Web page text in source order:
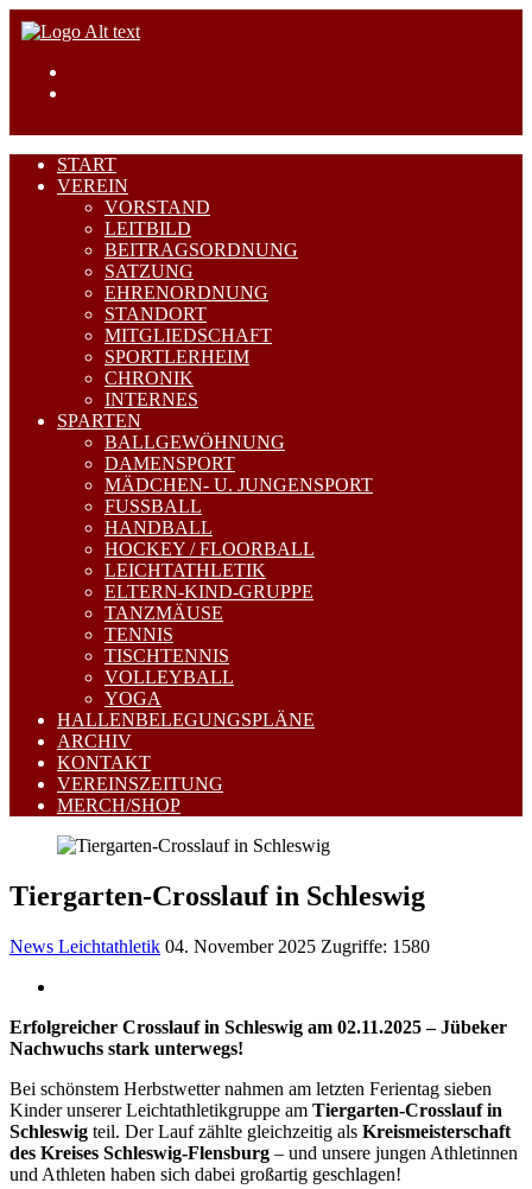
START
VEREIN
VORSTAND
LEITBILD
BEITRAGSORDNUNG
SATZUNG
EHRENORDNUNG
STANDORT
MITGLIEDSCHAFT
SPORTLERHEIM
CHRONIK
INTERNES
SPARTEN
BALLGEWÖHNUNG
DAMENSPORT
MÄDCHEN- U. JUNGENSPORT
FUSSBALL
HANDBALL
HOCKEY / FLOORBALL
LEICHTATHLETIK
ELTERN-KIND-GRUPPE
TANZMÄUSE
TENNIS
TISCHTENNIS
VOLLEYBALL
YOGA
HALLENBELEGUNGSPLÄNE
ARCHIV
KONTAKT
VEREINSZEITUNG
MERCH/SHOP
Tiergarten-Crosslauf in Schleswig
News Leichtathletik 04. November 2025 Zugriffe: 1580
Erfolgreicher Crosslauf in Schleswig am 02.11.2025 – Jübeker
Nachwuchs stark unterwegs!
Bei schönstem Herbstwetter nahmen am letzten Ferientag sieben
Kinder unserer Leichtathletikgruppe am Tiergarten-Crosslauf in
Schleswig teil. Der Lauf zählte gleichzeitig als Kreismeisterschaft
des Kreises Schleswig-Flensburg – und unsere jungen Athletinnen
und Athleten haben sich dabei großartig geschlagen!